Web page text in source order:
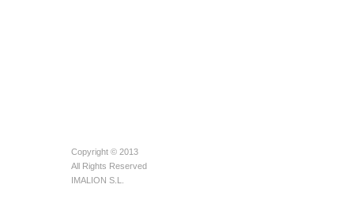
Copyright © 2013
All Rights Reserved
IMALION S.L.